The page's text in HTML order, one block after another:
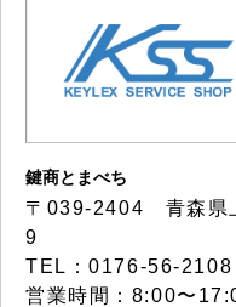
鍵商とまべち
〒039-2404 青森県
9
TEL：0176-56-
営業時間：8:00〜